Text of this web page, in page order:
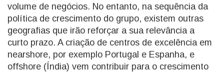
volume de negócios. No entanto, na sequência da
política de crescimento do grupo, existem outras
geografias que irão reforçar a sua relevância a
curto prazo. A criação de centros de excelência em
nearshore, por exemplo Portugal e Espanha, e
offshore (Índia) vem contribuir para o crescimento